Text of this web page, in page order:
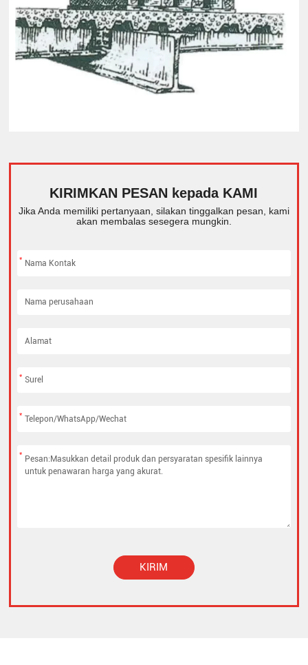
KIRIMKAN PESAN kepada KAMI
Jika Anda memiliki pertanyaan, silakan tinggalkan pesan, kami
akan membalas sesegera mungkin.
*
*
*
*
KIRIM